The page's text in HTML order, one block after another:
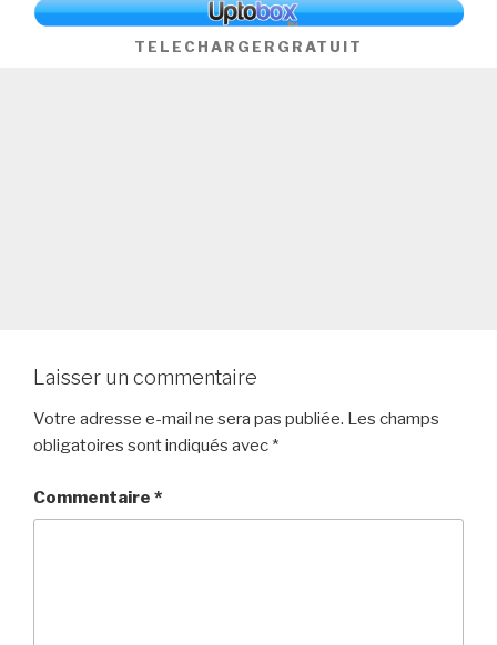
TELECHARGER GRATUIT
Laisser un commentaire
Votre adresse e-mail ne sera pas publiée. Les champs
obligatoires sont indiqués avec *
Commentaire *